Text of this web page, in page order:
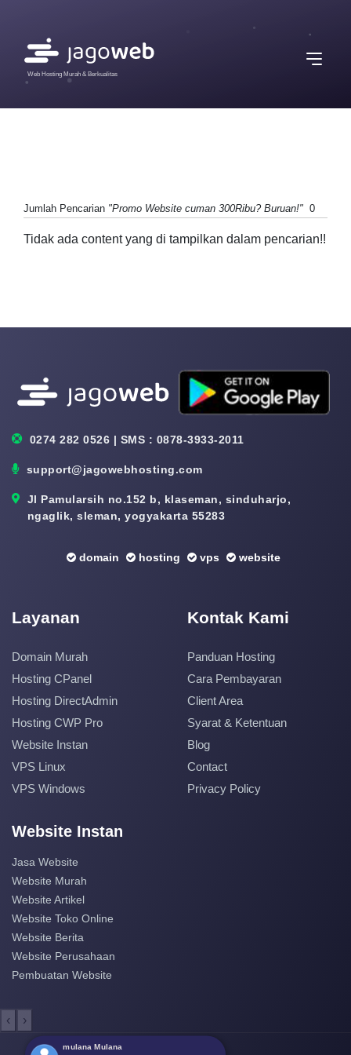
Web Hosting Murah & Berkualitas
Jumlah Pencarian "Promo Website cuman 300Ribu? Buruan!" 0
Tidak ada content yang di tampilkan dalam pencarian!!
0274 282 0526 | SMS : 0878-3933-2011
support@jagowebhosting.com
Jl Pamularsih no.152 b, klaseman, sinduharjo,
ngaglik, sleman, yogyakarta 55283
domain hosting vps website
Layanan
Domain Murah
Hosting CPanel
Hosting DirectAdmin
Hosting CWP Pro
Website Instan
VPS Linux
VPS Windows
Kontak Kami
Panduan Hosting
Cara Pembayaran
Client Area
Syarat & Ketentuan
Blog
Contact
Privacy Policy
Website Instan
Jasa Website
Website Murah
Website Artikel
Website Toko Online
Website Berita
Website Perusahaan
Pembuatan Website
‹ ›
mulana Mulana